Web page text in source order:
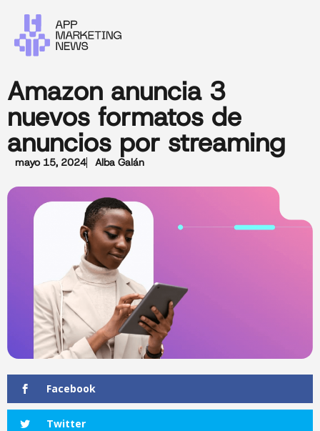
Amazon anuncia 3
nuevos formatos de
anuncios por streaming
mayo 15, 2024 Alba Galán
Facebook
Twitter